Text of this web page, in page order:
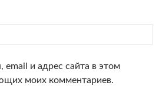
email и адрес сайта в этом
моих комментариев.